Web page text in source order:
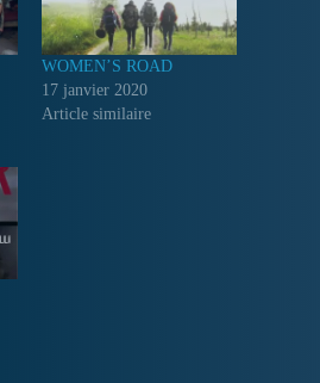
WOMEN’S ROAD
17 janvier 2020
Article similaire